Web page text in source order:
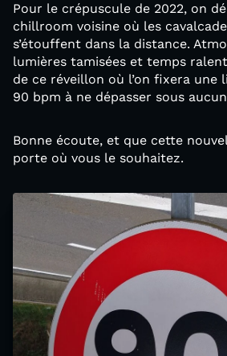
Pour le crépuscule de 2022, on
chillroom voisine où les
s’étouffent dans la distance.
lumières tamisées et temps
de ce réveillon où l’on fixera une
90 bpm à ne dépasser sous
Bonne écoute, et que cette
porte où vous le souhaitez.